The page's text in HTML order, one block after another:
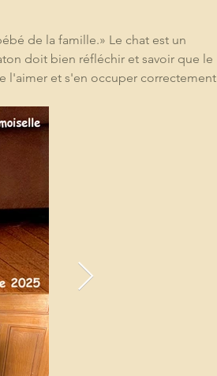
de la famille.» Le chat est un
doit bien réfléchir et savoir que le
l'aimer et s'en occuper correctement